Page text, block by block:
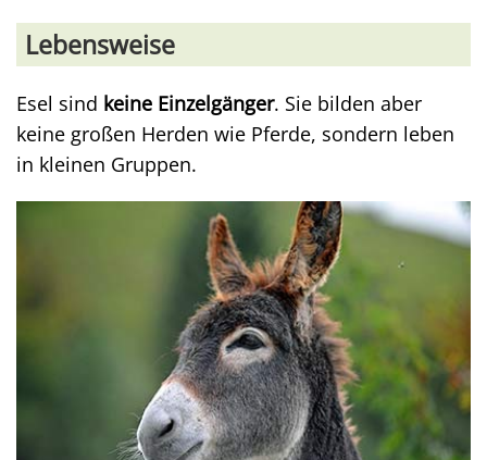
Lebensweise
Esel sind keine Einzelgänger. Sie bilden aber
keine großen Herden wie Pferde, sondern leben
in kleinen Gruppen.